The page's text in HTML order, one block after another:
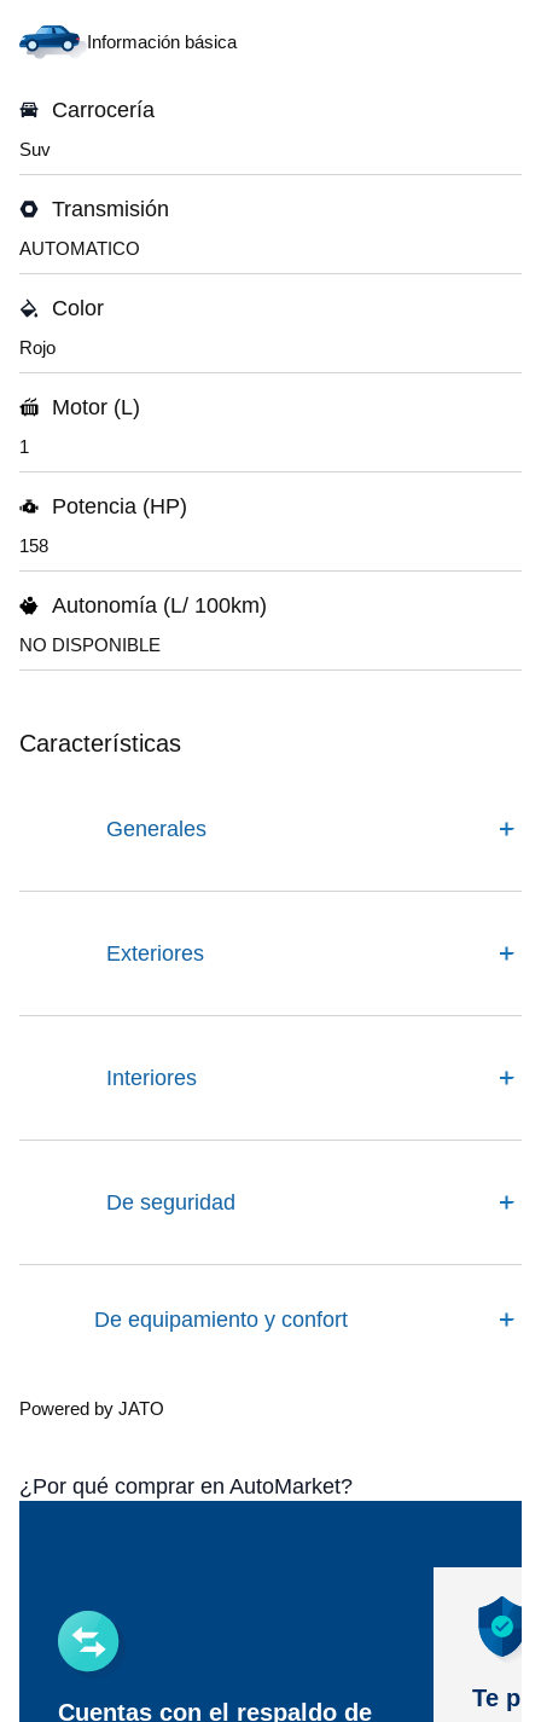
Información básica
Carrocería
Suv
Transmisión
AUTOMATICO
Color
Rojo
Motor (L)
1
Potencia (HP)
158
Autonomía (L/ 100km)
NO DISPONIBLE
Características
Generales
Exteriores
Interiores
De seguridad
De equipamiento y confort
Powered by JATO
¿Por qué comprar en AutoMarket?
Cuentas con el respaldo de
Te